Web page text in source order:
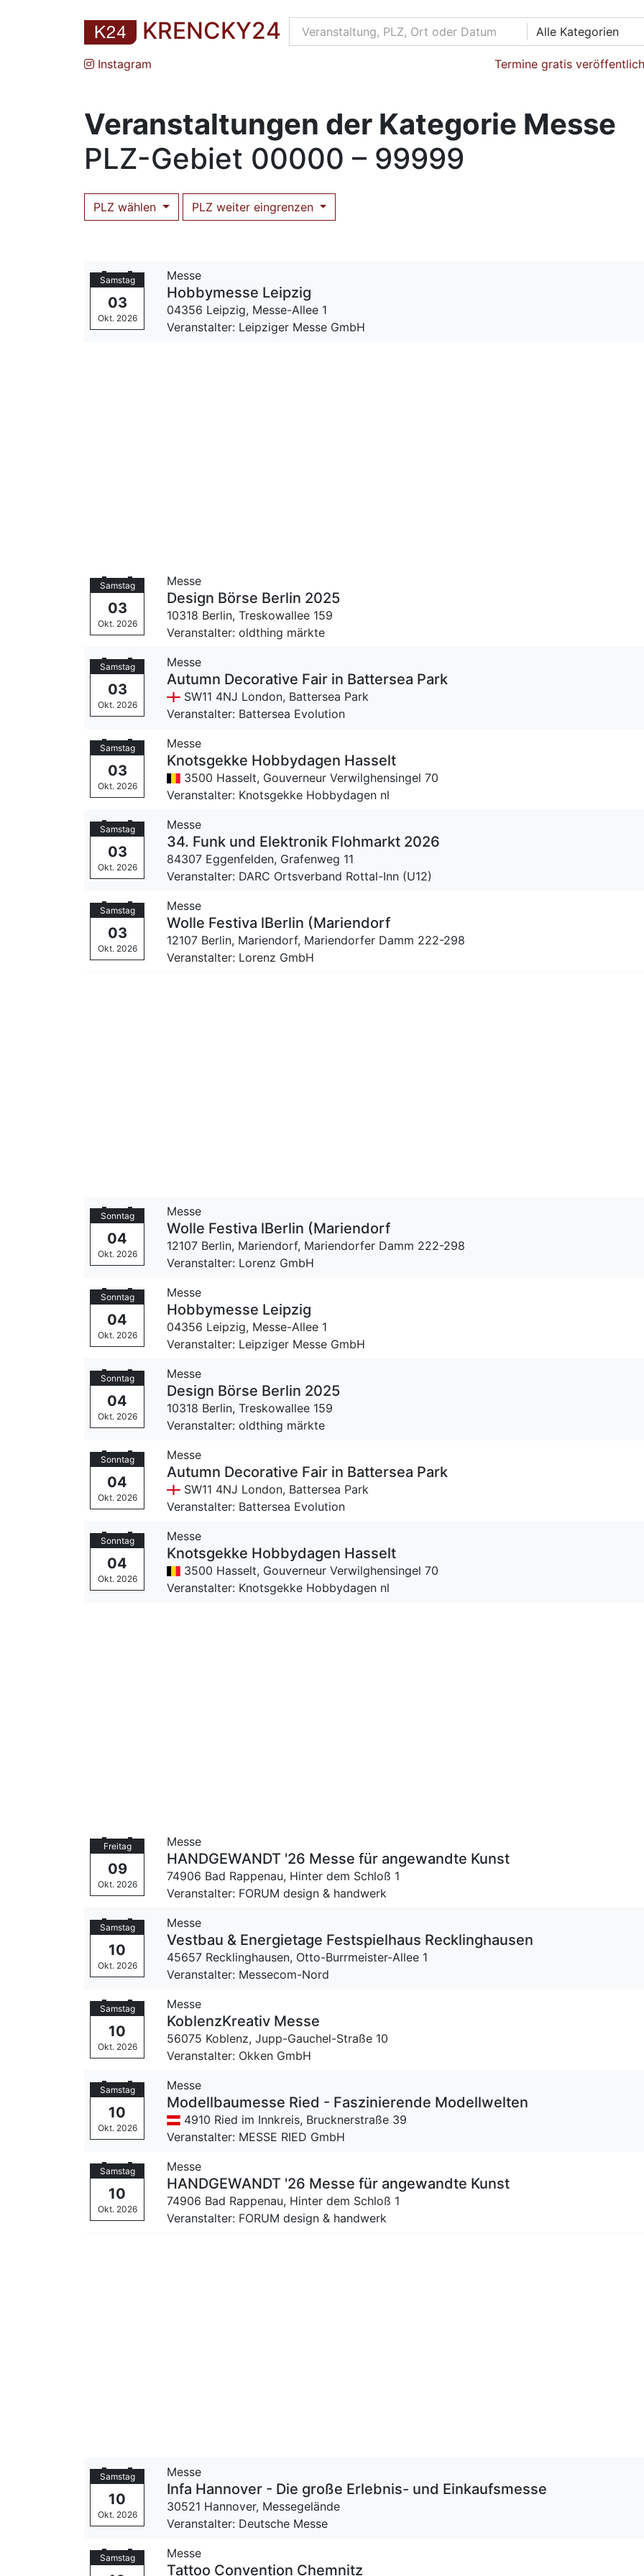
KRENCKY24 Alle Kategorien
Instagram Termine gratis
Veranstaltungen der Kategorie Messe
PLZ-Gebiet 00000 – 99999
PLZ wählen PLZ weiter eingrenzen
Samstag
03
Okt. 2026
Messe
Hobbymesse Leipzig
04356 Leipzig, Messe-Allee 1
Veranstalter: Leipziger Messe GmbH
Samstag
03
Okt. 2026
Messe
Design Börse Berlin 2025
10318 Berlin,Treskowallee 159
Veranstalter: oldthing märkte
Samstag
03
Okt. 2026
Messe
Autumn Decorative Fair in Battersea Park
SW11 4NJ London, Battersea Park
Veranstalter: Battersea Evolution
Samstag
03
Okt. 2026
Messe
Knotsgekke Hobbydagen Hasselt
3500 Hasselt, Gouverneur Verwilghensingel 70
Veranstalter: Knotsgekke Hobbydagen nl
Samstag
03
Okt. 2026
Messe
34. Funk und Elektronik Flohmarkt 2026
84307 Eggenfelden, Grafenweg 11
Veranstalter: DARC Ortsverband Rottal-Inn (U12)
Samstag
03
Okt. 2026
Messe
Wolle Festiva lBerlin (Mariendorf
12107 Berlin, Mariendorf, Mariendorfer Damm 222-298
Veranstalter: Lorenz GmbH
Sonntag
04
Okt. 2026
Messe
Wolle Festiva lBerlin (Mariendorf
12107 Berlin, Mariendorf, Mariendorfer Damm 222-298
Veranstalter: Lorenz GmbH
Sonntag
04
Okt. 2026
Messe
Hobbymesse Leipzig
04356 Leipzig, Messe-Allee 1
Veranstalter: Leipziger Messe GmbH
Sonntag
04
Okt. 2026
Messe
Design Börse Berlin 2025
10318 Berlin,Treskowallee 159
Veranstalter: oldthing märkte
Sonntag
04
Okt. 2026
Messe
Autumn Decorative Fair in Battersea Park
SW11 4NJ London, Battersea Park
Veranstalter: Battersea Evolution
Sonntag
04
Okt. 2026
Messe
Knotsgekke Hobbydagen Hasselt
3500 Hasselt, Gouverneur Verwilghensingel 70
Veranstalter: Knotsgekke Hobbydagen nl
Freitag
09
Okt. 2026
Messe
HANDGEWANDT '26 Messe für angewandte Kunst
74906 Bad Rappenau, Hinter dem Schloß 1
Veranstalter: FORUM design & handwerk
Samstag
10
Okt. 2026
Messe
Vestbau & Energietage Festspielhaus Recklinghausen
45657 Recklinghausen, Otto-Burrmeister-Allee 1
Veranstalter: Messecom-Nord
Samstag
10
Okt. 2026
Messe
KoblenzKreativ Messe
56075 Koblenz,Jupp-Gauchel-Straße 10
Veranstalter: Okken GmbH
Samstag
10
Okt. 2026
Messe
Modellbaumesse Ried - Faszinierende Modellwelten
4910 Ried im Innkreis, Brucknerstraße 39
Veranstalter: MESSE RIED GmbH
Samstag
10
Okt. 2026
Messe
HANDGEWANDT '26 Messe für angewandte Kunst
74906 Bad Rappenau, Hinter dem Schloß 1
Veranstalter: FORUM design & handwerk
Samstag
10
Okt. 2026
Messe
Infa Hannover - Die große Erlebnis- und Einkaufsmesse
30521 Hannover, Messegelände
Veranstalter: Deutsche Messe
Samstag Messe
Tattoo Convention Chemnitz